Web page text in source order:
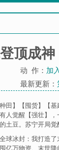
顶成神
动 作： 加
最新更新：
田】【囤货】【
人觉醒【强壮】
土豆。苏宁开局觉
全球冰封：我打造了
亿万物资、 末世降